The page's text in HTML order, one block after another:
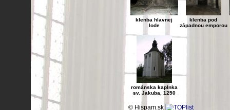
klenba hlavnej
lode
klenba pod
západnou emporou
románska kaplnka
sv. Jakuba, 1250
© Hispam.sk